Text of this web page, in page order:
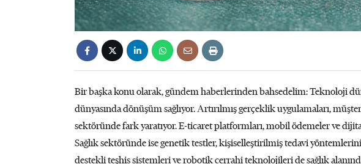
Bir başka konu olarak, gündem haberlerinden bahsedelim: Teknoloji
dünyasında dönüşüm sağlıyor. Artırılmış gerçeklik uygulamaları,
sektöründe fark yaratıyor. E-ticaret platformları, mobil ödemeler ve
Sağlık sektöründe ise genetik testler, kişiselleştirilmiş tedavi
destekli teşhis sistemleri ve robotik cerrahi teknolojileri de sağlık